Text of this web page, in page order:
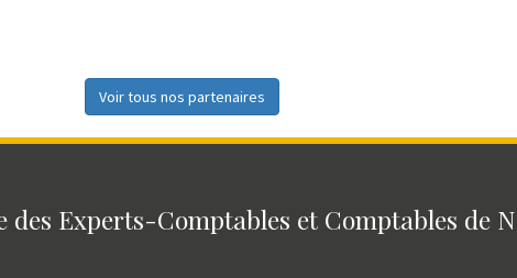
Voir tous nos partenaires
des Experts-Comptables et Comptables de